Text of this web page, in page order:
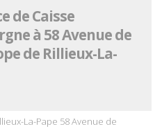
de Caisse
à 58 Avenue de
de Rillieux-La-
La-Pape 58 Avenue de